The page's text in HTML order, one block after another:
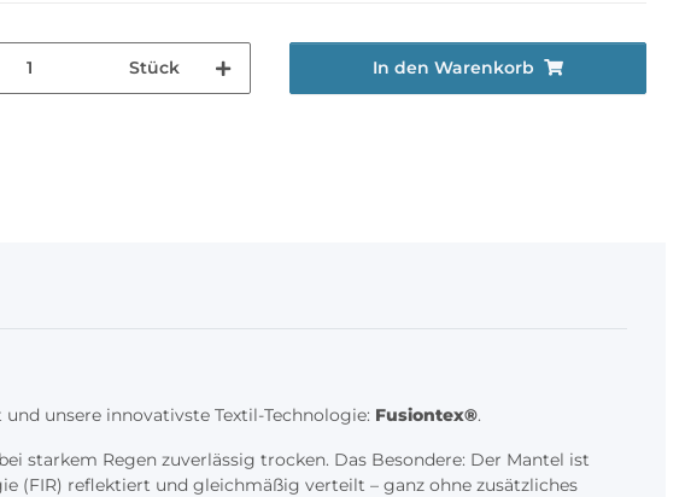
Stück In den Warenkorb
unsere innovativste Textil-Technologie: Fusiontex®.
starkem Regen zuverlässig trocken. Das Besondere: Der Mantel ist
(FIR) reflektiert und gleichmäßig verteilt – ganz ohne zusätzliches